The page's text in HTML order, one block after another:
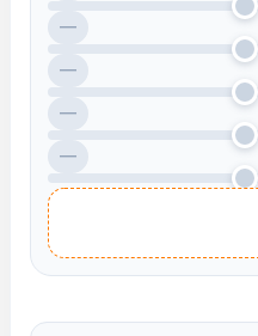
با تنها ۴ دقیقه رانندگی به حرم مطهر رضوی
—
—
—
—